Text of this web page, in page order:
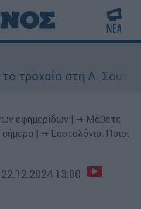
τροχαίο στη Λ.
εφημερίδων
➔ Μάθετε
σήμερα
➔ Εορτολόγιο: Ποιοι
22.12.2024 13:00